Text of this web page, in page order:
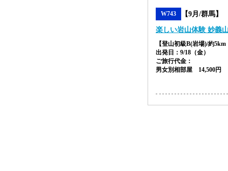
W743 【9月/群馬】
楽しい岩山体験 妙義
【登山初級B(岩場)/約5km
出発日：9/18（金）
ご旅行代金：
男女別相部屋 14,500円